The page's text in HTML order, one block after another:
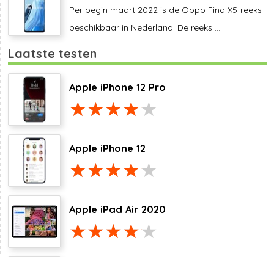
Per begin maart 2022 is de Oppo Find X5-reeks
beschikbaar in Nederland. De reeks ...
Laatste testen
Apple iPhone 12 Pro
Apple iPhone 12
Apple iPad Air 2020